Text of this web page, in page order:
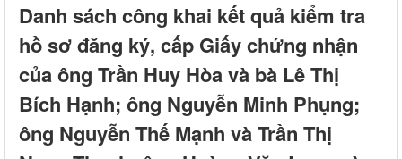
Danh sách công khai kết quả kiểm tra
hồ sơ đăng ký, cấp Giấy chứng nhận
của ông Trần Huy Hòa và bà Lê Thị
Bích Hạnh; ông Nguyễn Minh Phụng;
ông Nguyễn Thế Mạnh và Trần Thị